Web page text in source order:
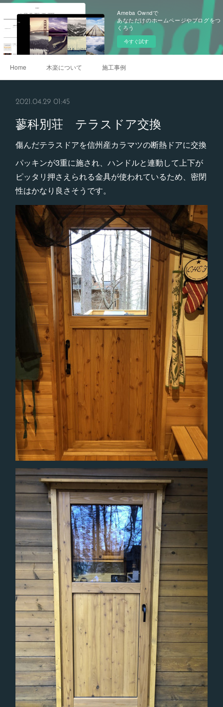
Ameba Owndで
あなただけのホームページやブログをつ
くろう
今すぐ試す
Home 木楽について 施工事例
2021.04.29 01:45
蓼科別荘 テラスドア交換
傷んだテラスドアを信州産カラマツの断熱ドアに交換
パッキンが3重に施され、ハンドルと連動して上下が
ピッタリ押さえられる金具が使われているため、密閉
性はかなり良さそうです。